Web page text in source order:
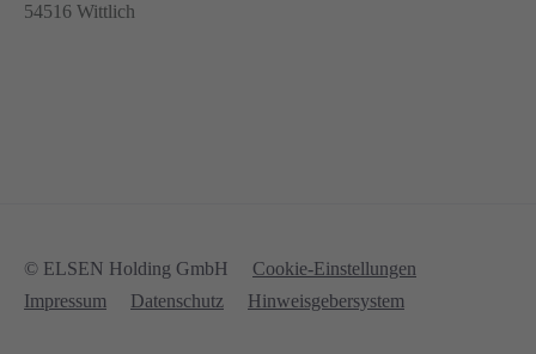
54516 Wittlich
© ELSEN Holding GmbH
Cookie-Einstellungen
Impressum
Datenschutz Hinweisgebersystem